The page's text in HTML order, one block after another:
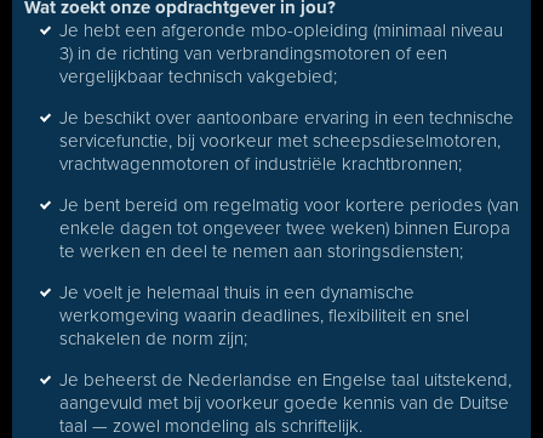
Wat zoekt onze opdrachtgever in jou?
Je hebt een afgeronde mbo-opleiding (minimaal niveau
3) in de richting van verbrandingsmotoren of een
vergelijkbaar technisch vakgebied;
Je beschikt over aantoonbare ervaring in een technische
servicefunctie, bij voorkeur met scheepsdieselmotoren,
vrachtwagenmotoren of industriële krachtbronnen;
Je bent bereid om regelmatig voor kortere periodes (van
enkele dagen tot ongeveer twee weken) binnen Europa
te werken en deel te nemen aan storingsdiensten;
Je voelt je helemaal thuis in een dynamische
werkomgeving waarin deadlines, flexibiliteit en snel
schakelen de norm zijn;
Je beheerst de Nederlandse en Engelse taal uitstekend,
aangevuld met bij voorkeur goede kennis van de Duitse
taal — zowel mondeling als schriftelijk.